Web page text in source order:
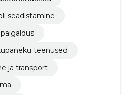
seadistamine
teenused
ja transport